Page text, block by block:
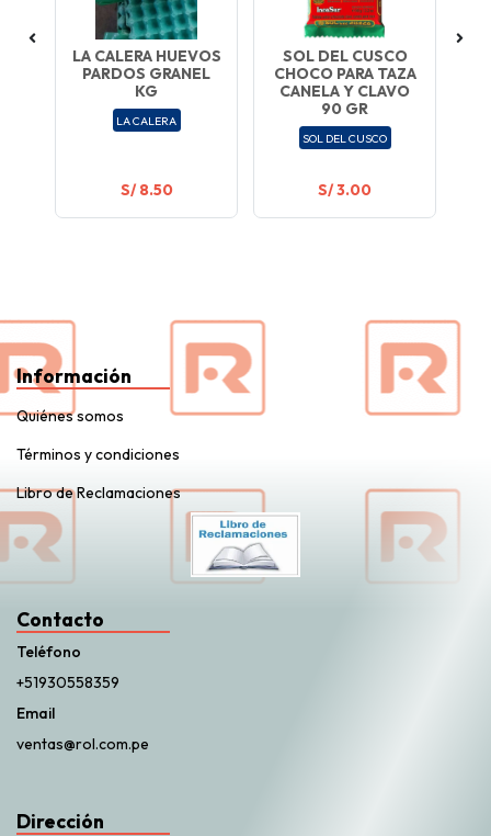
LA CALERA HUEVOS
PARDOS GRANEL
KG
LA CALERA
S/ 8.50
SOL DEL CUSCO
CHOCO PARA TAZA
CANELA Y CLAVO
90 GR
SOL DEL CUSCO
S/ 3.00
Información
Quiénes somos
Términos y condiciones
Libro de Reclamaciones
Contacto
Teléfono
+51930558359
Email
ventas@rol.com.pe
Dirección